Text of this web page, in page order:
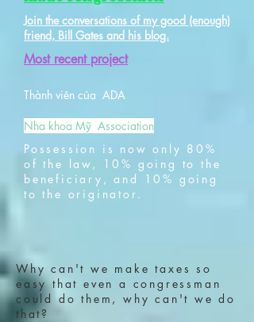
Join the conversations of my good (enough)
friend, Bill Gates and his blog.
​Most recent project
Thành viên của ADA
Nha khoa Mỹ Association
Possession is now only 80%
of the law, 10% going to the
beneficiary, and 10% going
to the originator.
Why can't we make taxes so
easy that even a congressman
could do them, why can't we do
that?